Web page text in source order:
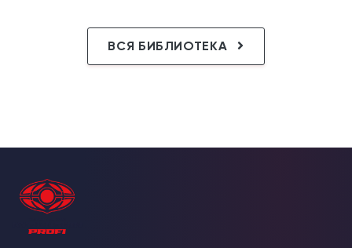
ВСЯ БИБЛИОТЕКА